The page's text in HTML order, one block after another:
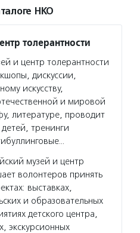
НКО
толерантности
и центр толерантности
дискуссии,
искусству,
и мировой
литературе, проводит
тренинги
музей и центр
волонтеров принять
выставках,
и образовательных
детского центра,
экскурсионных